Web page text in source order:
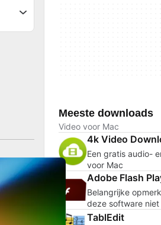
Meeste downloads
Video voor Mac
4k Video
Een gratis audio-
voor Mac
Adobe Flash
Belangrijke
deze software
TablEdit